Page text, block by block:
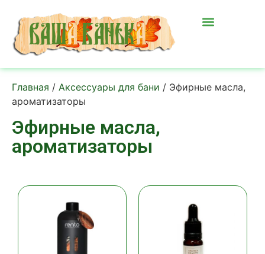
Главная / Аксессуары для бани / Эфирные масла,
ароматизаторы
Эфирные масла,
ароматизаторы